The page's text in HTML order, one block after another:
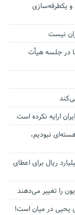
و یکطرفه‌سازی
نیست
در جلسه هیأت
ارایه نکرده است
نبودیم،
الزام به دریافت صورت های مالی به ۱۰۰ میلیارد ریال برای اعطای
را تغییر می‌دهند
یحیی در میان است!